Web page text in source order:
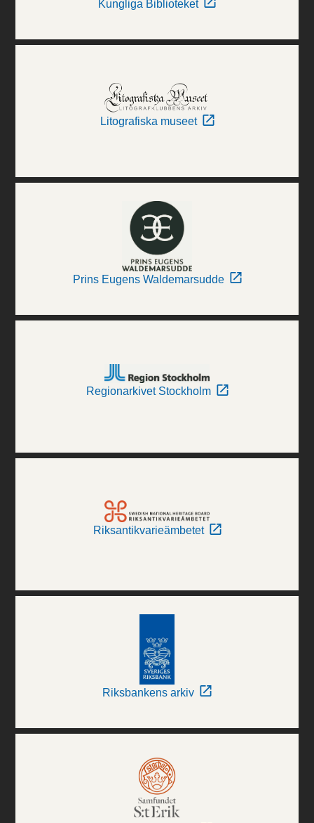
Kungliga Biblioteket
Litografiska museet
Prins Eugens Waldemarsudde
Regionarkivet Stockholm
Riksantikvarieämbetet
Riksbankens arkiv